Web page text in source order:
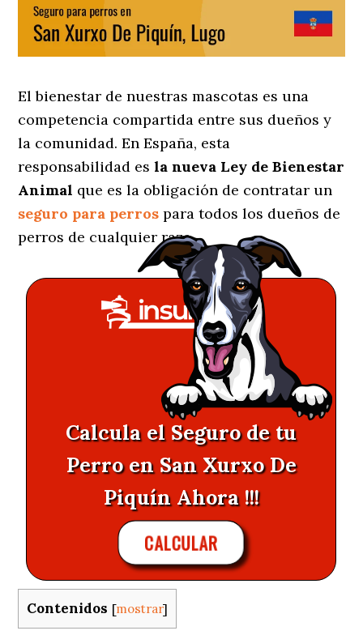
El bienestar de nuestras mascotas es una
competencia compartida entre sus dueños y
la comunidad. En España, esta
responsabilidad esla nueva Ley de Bienestar
Animal que es la obligación de contratar un
seguro para perros para todos los dueños de
perros de cualquier raza.
Calcula el Seguro de tu
Perro en San Xurxo De
Piquín Ahora !!!
CALCULAR
Contenidos [mostrar]